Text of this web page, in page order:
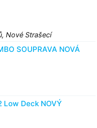
Nové Strašecí
SOUPRAVA NOVÁ
Low Deck NOVÝ